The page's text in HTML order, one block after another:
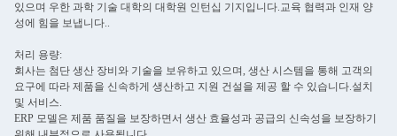
있으며 우한 과학 기술 대학의 대학원 인턴십 기지입니다.교육 협력과 인재 양
성에 힘을 보냅니다..
처리 용량:
회사는 첨단 생산 장비와 기술을 보유하고 있으며, 생산 시스템을 통해 고객의
요구에 따라 제품을 신속하게 생산하고 지원 건설을 제공 할 수 있습니다.설치
및 서비스.
ERP 모델은 제품 품질을 보장하면서 생산 효율성과 공급의 신속성을 보장하기